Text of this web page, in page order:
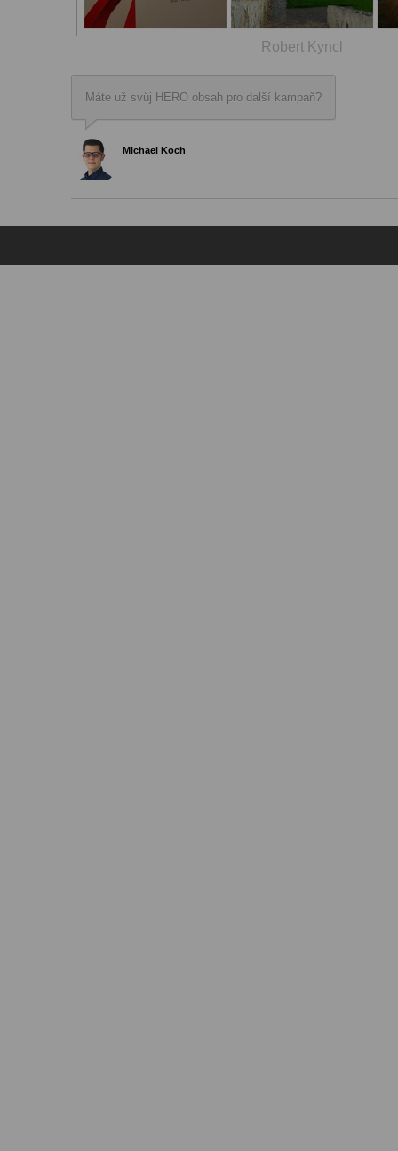
Robert Kyncl
Máte už svůj HERO obsah pro další kampaň?
Michael Koch